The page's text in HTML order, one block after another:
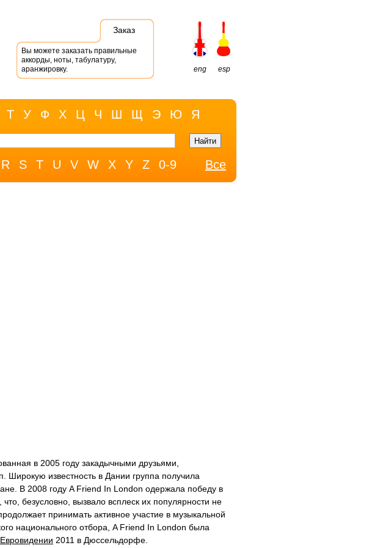
Заказ
Вы можете заказать правильные
аккорды, ноты, табулатуру,
аранжировку.
eng esp
Т У Ф Х Ц Ч Ш Щ Э Ю Я
R S T U V W X Y Z 0-9 Все
в 2005 году закадычными друзьями,
Широкую известность в Дании группа получила
В 2008 году A Friend In London одержала победу в
безусловно, вызвало всплеск их популярности не
принимать активное участие в музыкальной
национального отбора, A Friend In London была
Евровидении 2011 в Дюссельдорфе.